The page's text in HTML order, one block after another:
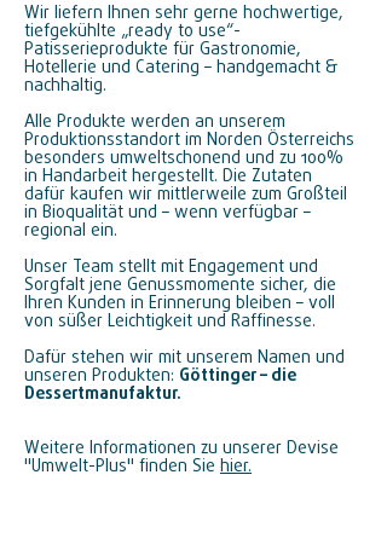
Wir liefern Ihnen sehr gerne hochwertige,
tiefgekühlte „ready to use“-
Patisserieprodukte für Gastronomie,
Hotellerie und Catering – handgemacht &
nachhaltig.
Alle Produkte werden an unserem
Produktionsstandort im Norden Österreichs
besonders umweltschonend und zu 100%
in Handarbeit hergestellt. Die Zutaten
dafür kaufen wir mittlerweile zum Großteil
in Bioqualität und – wenn verfügbar –
regional ein.
Unser Team stellt mit Engagement und
Sorgfalt jene Genussmomente sicher, die
Ihren Kunden in Erinnerung bleiben – voll
von süßer Leichtigkeit und Raffinesse.
Dafür stehen wir mit unserem Namen und
unseren Produkten: Göttinger – die
Dessertmanufaktur.
Weitere Informationen zu unserer Devise
"Umwelt-Plus" finden Sie hier.